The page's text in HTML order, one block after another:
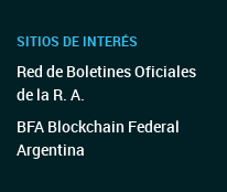
SITIOS DE INTERÉS
Red de Boletines Oficiales
de la R. A.
BFA Blockchain Federal
Argentina